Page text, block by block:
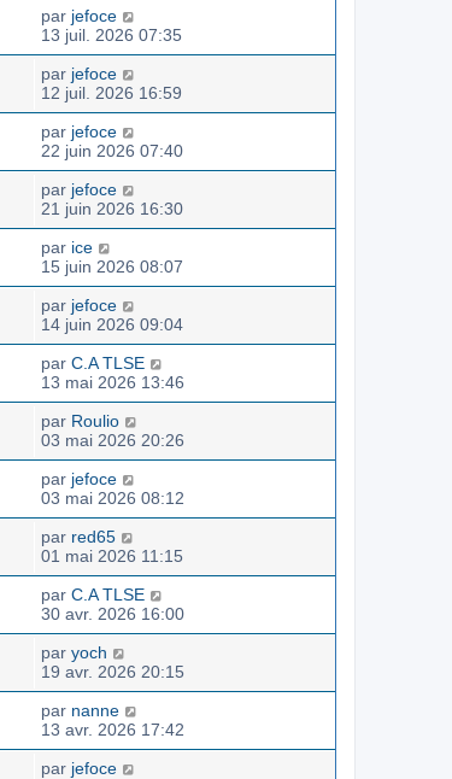
par jefoce
13 juil. 2026 07:35
par jefoce
12 juil. 2026 16:59
par jefoce
22 juin 2026 07:40
par jefoce
21 juin 2026 16:30
par ice
15 juin 2026 08:07
par jefoce
14 juin 2026 09:04
par C.A TLSE
13 mai 2026 13:46
par Roulio
03 mai 2026 20:26
par jefoce
03 mai 2026 08:12
par red65
01 mai 2026 11:15
par C.A TLSE
30 avr. 2026 16:00
par yoch
19 avr. 2026 20:15
par nanne
13 avr. 2026 17:42
par jefoce